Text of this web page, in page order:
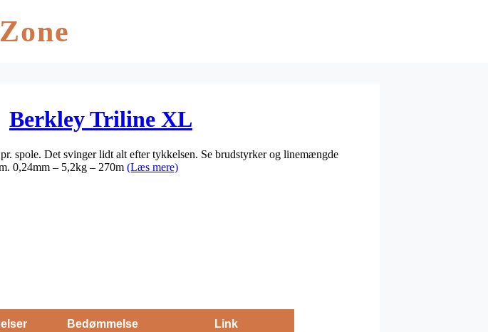
Berkley Triline XL
spole. Det svinger lidt alt efter tykkelsen. Se brudstyrker og linemængde
0,24mm – 5,2kg – 270m (Læs mere)
Bedømmelse Link